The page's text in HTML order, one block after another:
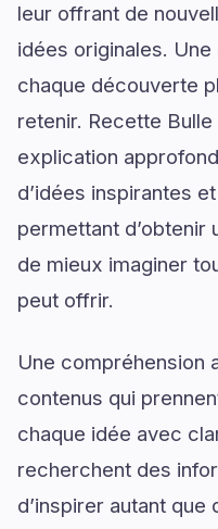
leur offrant de
idées originales.
chaque découverte
retenir. Recette
explication
d’idées inspirantes
permettant d’obtenir
de mieux imaginer
peut offrir.
Une compréhension
contenus qui
chaque idée avec
recherchent des
d’inspirer autant que